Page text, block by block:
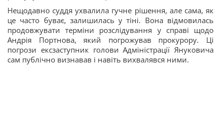
Нещодавно суддя ухвалила гучне рішення, але сама, як
це часто буває, залишилась у тіні. Вона відмовилась
продовжувати терміни розслідування у справі щодо
Андрія Портнова, який погрожував прокурору. Ці
погрози ексзаступник голови Адміністрації Януковича
сам публічно визнавав і навіть вихвалявся ними.